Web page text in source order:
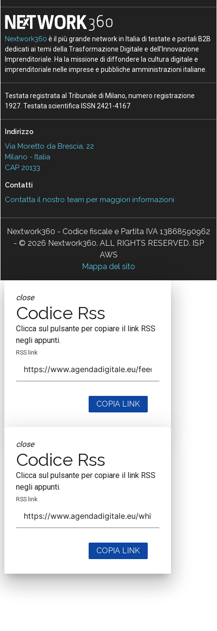
Nextwork360 è il più grande network in Italia di testate e portali B2B
dedicati ai temi della Trasformazione Digitale e dell’Innovazione
Imprenditoriale. Ha la missione di diffondere la cultura digitale e
imprenditoriale nelle imprese e pubbliche amministrazioni italiane.
Testata registrata al Tribunale di Milano, numero registrazione
1927. Testata scientifica ISSN 2421-4167
Indirizzo
Via Moretto da Brescia, 22
Milano - Italia
CAP 20133
Contatti
Contatta il nostro team per maggiori informazioni
Nextwork360 - Codice fiscale e Partita IVA 13868590962
- © 2026 Nextwork360. ALL RIGHTS RESERVED. ISP
AWS
Mappa del sito
close
Codice Rss
Clicca sul pulsante per copiare il link RSS
negli appunti.
RSS link
COPIA LINK
close
Codice Rss
Clicca sul pulsante per copiare il link RSS
negli appunti.
RSS link
COPIA LINK